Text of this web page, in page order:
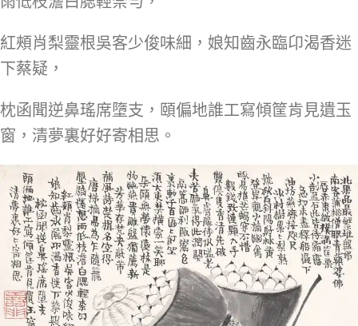
紅頰肖梨靈根吳客少俊味細，娘知齒永臨卬渴香迷
下蔡疑，
枕函聞逆鼻瑤席墮支，頤偏地誰工寫傾筐肯見遺玉
窗，清夢裏好好寄相思。